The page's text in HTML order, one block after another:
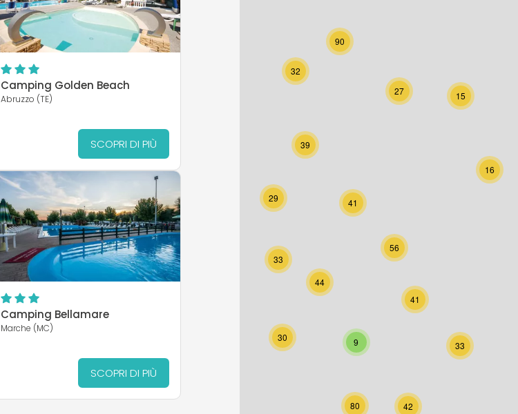
32
90
39
33
29 41
56
44
30 9
41
80 42
33
16
27 15
Camping Golden Beach
Abruzzo (TE)
SCOPRI DI PIÙ
Camping Bellamare
Marche (MC)
SCOPRI DI PIÙ